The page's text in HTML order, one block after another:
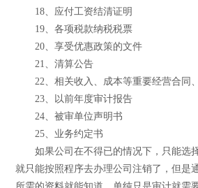
18、应付工资结清证明
19、各项税款纳税税票
20、享受优惠政策的文件
21、清算公告
22、相关收入、成本等重要经营合同
23、以前年度审计报告
24、被审单位声明书
25、业务约定书
如果公司在不得已的情况下，只能选
就只能按照程序去办理公司注销了，但是